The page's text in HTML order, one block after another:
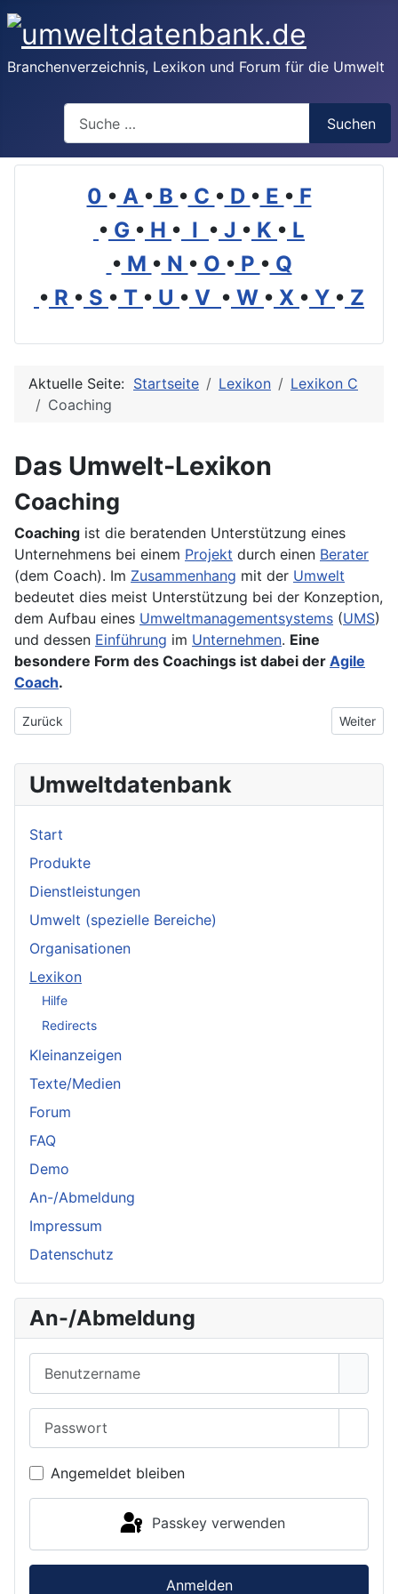
Branchenverzeichnis, Lexikon und Forum für die Umwelt
Suchen
0 • A • B • C • D • E • F
• G • H • I • J • K • L
• M • N • O • P • Q
• R • S • T • U • V • W • X • Y • Z
Aktuelle Seite: Startseite Lexikon
Lexikon C
Coaching
Das Umwelt-Lexikon
Coaching
Coaching ist die beratenden Unterstützung eines
Unternehmens bei einem Projekt durch einen Berater
(dem Coach). Im Zusammenhang mit der Umwelt
bedeutet dies meist Unterstützung bei der Konzeption,
dem Aufbau eines Umweltmanagementsystems (UMS)
und dessen Einführung im Unternehmen. Eine
besondere Form des Coachings ist dabei der Agile
Coach.
Vorheriger Beitrag: CO2-Minderung
Zurück Nächster
Weiter
Umweltdatenbank
Start
Produkte
Dienstleistungen
Umwelt (spezielle Bereiche)
Organisationen
Lexikon
Hilfe
Redirects
Kleinanzeigen
Texte/Medien
Forum
FAQ
Demo
An-/Abmeldung
Impressum
Datenschutz
An-/Abmeldung
Angemeldet bleiben
Passkey verwenden
Anmelden